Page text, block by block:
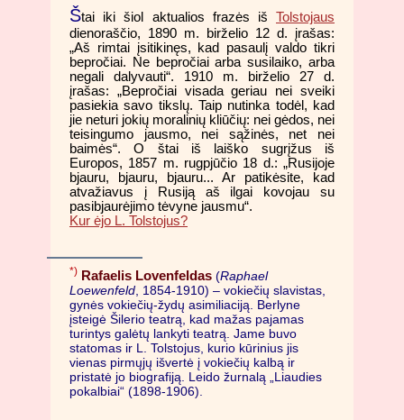
Štai iki šiol aktualios frazės iš Tolstojaus
dienoraščio, 1890 m. birželio 12 d. įrašas:
„Aš rimtai įsitikinęs, kad pasaulį valdo tikri
bepročiai. Ne bepročiai arba susilaiko, arba
negali dalyvauti“. 1910 m. birželio 27 d.
įrašas: „Bepročiai visada geriau nei sveiki
pasiekia savo tikslų. Taip nutinka todėl, kad
jie neturi jokių moralinių kliūčių: nei gėdos, nei
teisingumo jausmo, nei sąžinės, net nei
baimės“. O štai iš laiško sugrįžus iš
Europos, 1857 m. rugpjūčio 18 d.: „Rusijoje
bjauru, bjauru, bjauru... Ar patikėsite, kad
atvažiavus į Rusiją aš ilgai kovojau su
pasibjaurėjimo tėvyne jausmu“.
Kur ėjo L. Tolstojus?
*) Rafaelis Lovenfeldas (Raphael
Loewenfeld , 1854-1910) – vokiečių slavistas,
gynės vokiečių-žydų asimiliaciją. Berlyne
įsteigė Šilerio teatrą, kad mažas pajamas
turintys galėtų lankyti teatrą. Jame buvo
statomas ir L. Tolstojus, kurio kūrinius jis
vienas pirmųjų išvertė į vokiečių kalbą ir
pristatė jo biografiją. Leido žurnalą „Liaudies
pokalbiai“ (1898-1906).